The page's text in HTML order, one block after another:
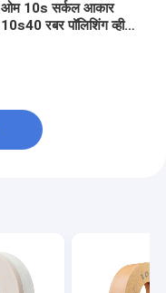
ओम 10s सर्कल आकार
10s40 रबर पॉलिशिंग व्हील